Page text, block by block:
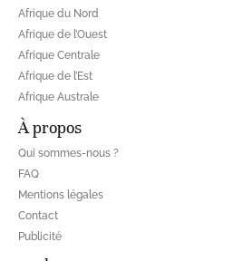
Afrique du Nord
Afrique de l’Ouest
Afrique Centrale
Afrique de l’Est
Afrique Australe
À propos
Qui sommes-nous ?
FAQ
Mentions légales
Contact
Publicité